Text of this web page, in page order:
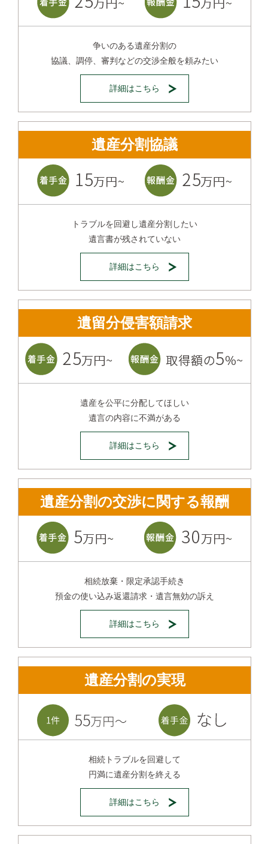
争いのある遺産分割の
協議、調停、審判などの交渉全般を頼みたい
詳細はこちら
遺産分割協議
トラブルを回避し遺産分割したい
遺言書が残されていない
詳細はこちら
遺留分侵害額請求
遺産を公平に分配してほしい
遺言の内容に不満がある
詳細はこちら
遺産分割の交渉に関する報酬
相続放棄・限定承認手続き
預金の使い込み返還請求・遺言無効の訴え
詳細はこちら
遺産分割の実現
相続トラブルを回避して
円満に遺産分割を終える
詳細はこちら